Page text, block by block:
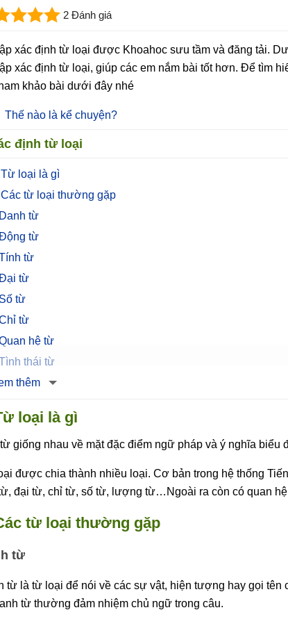
2 Đánh giá
xác định từ loại được Khoahoc sưu tầm và đăng tải.
xác định từ loại, giúp các em nắm bài tốt hơn. Để tìm
khảo bài dưới đây nhé
Thế nào là kể chuyện?
định từ loại
Từ loại là gì
Các từ loại thường gặp
Danh từ
từ
từ
từ
Số từ
từ
hệ từ
thái từ
thêm
loại là gì
giống nhau về mặt đặc điểm ngữ pháp và ý nghĩa biểu
được chia thành nhiều loại. Cơ bản trong hệ thống
đại từ, chỉ từ, số từ, lượng từ…Ngoài ra còn có quan
từ loại thường gặp
từ
từ là từ loại để nói về các sự vật, hiện tượng hay gọi
từ thường đảm nhiệm chủ ngữ trong câu.